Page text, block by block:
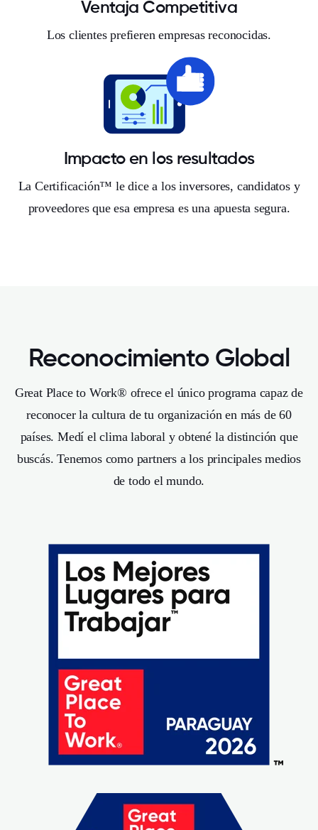
Ventaja Competitiva
Los clientes prefieren empresas reconocidas.
Impacto en los resultados
La Certificación™ le dice a los inversores, candidatos y
proveedores que esa empresa es una apuesta segura.
Reconocimiento Global
Great Place to Work® ofrece el único programa capaz de
reconocer la cultura de tu organización en más de 60
países. Medí el clima laboral y obtené la distinción que
buscás. Tenemos como partners a los principales medios
de todo el mundo.